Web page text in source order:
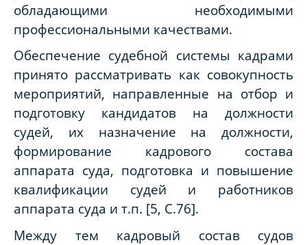
обладающими необходимыми
профессиональными качествами.
Обеспечение судебной системы кадрами
принято рассматривать как совокупность
мероприятий, направленные на отбор и
подготовку кандидатов на должности
судей, их назначение на должности,
формирование кадрового состава
аппарата суда, подготовка и повышение
квалификации судей и работников
аппарата суда и т.п. [5, С.76].
Между тем кадровый состав судов